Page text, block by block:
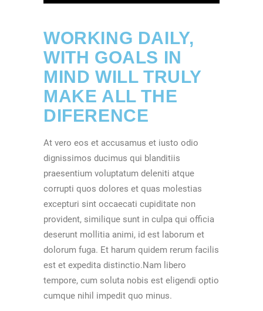
WORKING DAILY,
WITH GOALS IN
MIND WILL TRULY
MAKE ALL THE
DIFERENCE
At vero eos et accusamus et iusto odio
dignissimos ducimus qui blanditiis
praesentium voluptatum deleniti atque
corrupti quos dolores et quas molestias
excepturi sint occaecati cupiditate non
provident, similique sunt in culpa qui officia
deserunt mollitia animi, id est laborum et
dolorum fuga. Et harum quidem rerum facilis
est et expedita distinctio.Nam libero
tempore, cum soluta nobis est eligendi optio
cumque nihil impedit quo minus.